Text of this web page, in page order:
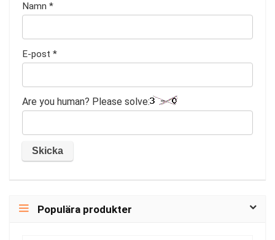
Namn *
E-post *
Are you human? Please solve:
Populära produkter